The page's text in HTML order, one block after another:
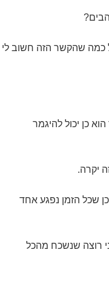
כמה שהקשר הזה חשוב לי
כן יכול להיגמר
יקרה.
שכל הזמן נפגע אחד
רוצה שנשכח מהכל